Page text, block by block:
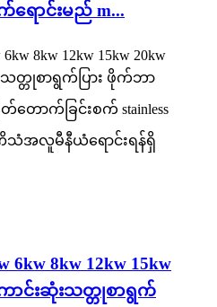
ောင်းမည် m...
6kw 8kw 12kw 15kw
ောင်းဆုံးသတ္တုစာရွက်